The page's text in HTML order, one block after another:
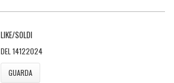
LIKE/SOLDI
DEL 14122024
GUARDA